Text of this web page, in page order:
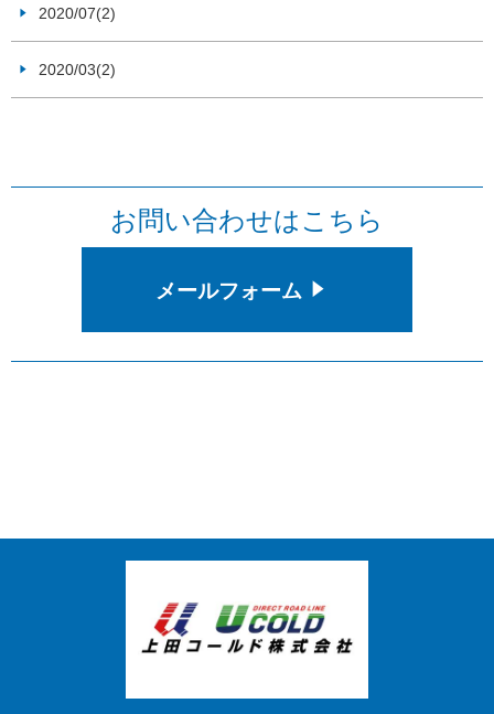
2020/07(2)
2020/03(2)
お問い合わせはこちら
メールフォーム